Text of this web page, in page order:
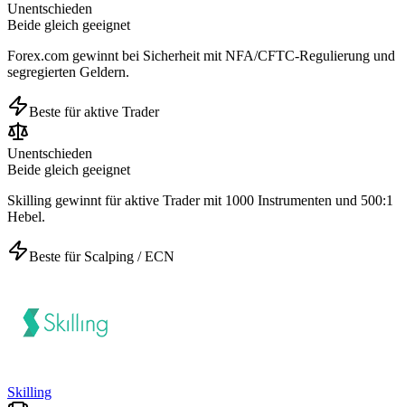
Unentschieden
Beide gleich geeignet
Forex.com gewinnt bei Sicherheit mit NFA/CFTC-Regulierung und
segregierten Geldern.
Beste für aktive Trader
Unentschieden
Beide gleich geeignet
Skilling gewinnt für aktive Trader mit 1000 Instrumenten und 500:1
Hebel.
Beste für Scalping / ECN
Skilling